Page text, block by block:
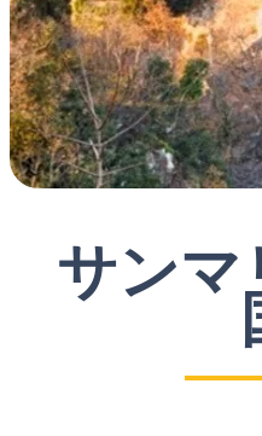
サンマ